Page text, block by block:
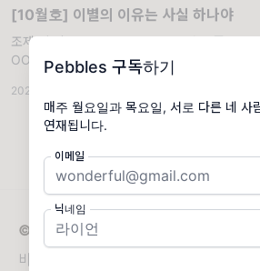
Pebbles 구독하기
매주 월요일과 목요일, 서로 다른 네 사
연재됩니다.
이메일
닉네임
[10월호] 이별의 이유는 사실 하나야
조제, 호랑이 그리고 물고기들 / 내가 좋아하
OOO 친구들. 구독자님, 반갑습니다! 10월은
또 어떤 이야기들이 우리를 기다리고 있을까
요?🤎
2024.10.07
© 2026 Pebbles
바닷가의 조약돌처럼 흩어져 있는 각자